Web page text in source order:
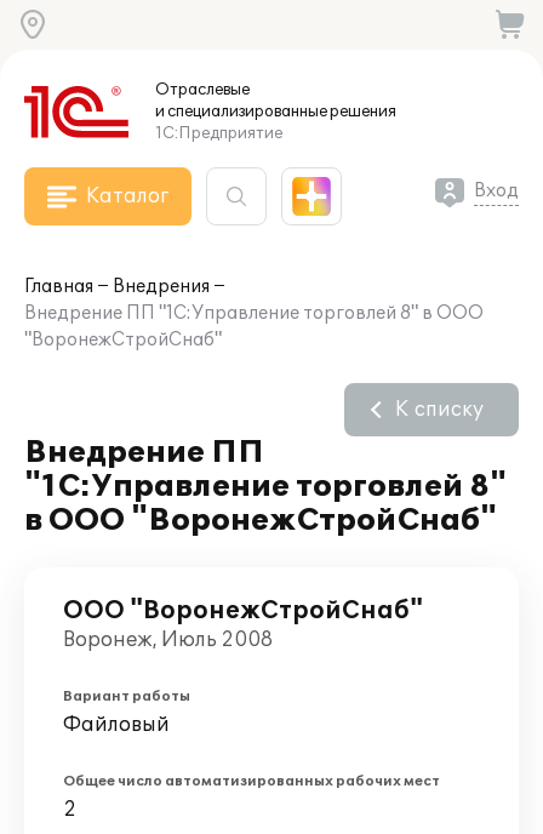
Отраслевые
и специализированныерешения
1С:Предприятие
Каталог Вход
Главная
Внедрения
Внедрение ПП "1С:Управление торговлей 8" в ООО
"ВоронежСтройСнаб"
Внедрение ПП
"1С:Управление торговлей 8"
в ООО "ВоронежСтройСнаб"
К списку
ООО "ВоронежСтройСнаб"
Воронеж, Июль 2008
Вариант работы
Файловый
Общее число автоматизированных рабочих мест
2